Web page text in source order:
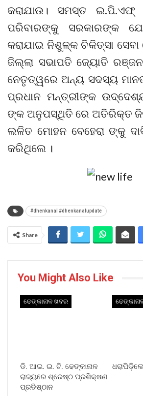
କରାଯାଉ। ସମସ୍ତ
ପରିବାରଙ୍କୁ ସରକାରଙ୍କ
କରାଯାଇ ନିଶୁଳ୍କ ଚିକିତ୍ସା
ଜିଲ୍ଲା ସଭାପତି ଜ୍ୟୋତି
ନେତୃତ୍ୱରେ ଅନ୍ୟ ସଦସ୍ୟ
ପ୍ରଧାନ ମନ୍ତ୍ରୀଙ୍କ
ଙ୍କ ଅନୁପସ୍ଥିତି ରେ ଅତିରିକ୍ତ
ଲଳିତ ମୋହନ ବେହେରା ଙ୍କୁ
କରିଥିଲେ ।
#dhenkanal #dhenkanalupdate
Share
You Might Also Like
ଢେଙ୍କାନାଳ ଖବର
ଡି. ଆଇ. ଇ. ଟି. ଢେଙ୍କାନାଳ
ରାଜ୍ୟରେ ଶ୍ରେଷ୍ଠ ପ୍ରଶିକ୍ଷଣ
ପ୍ରତିଷ୍ଠାନ